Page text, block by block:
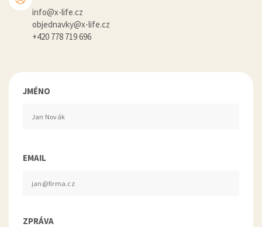
info@x-life.cz
objednavky@x-life.cz
+420 778 719 696
JMÉNO
EMAIL
ZPRÁVA